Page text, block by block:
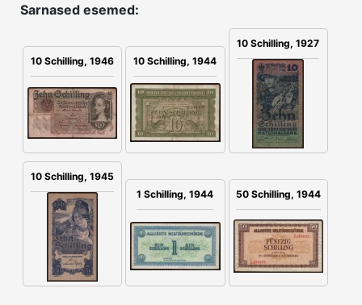
Sarnased esemed:
10 Schilling, 1946 10 Schilling, 1944
10 Schilling, 1927
10 Schilling, 1945
1 Schilling, 1944
50 Schilling, 1944